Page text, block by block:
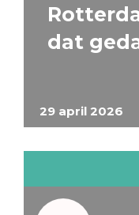
29 april 2026
dat